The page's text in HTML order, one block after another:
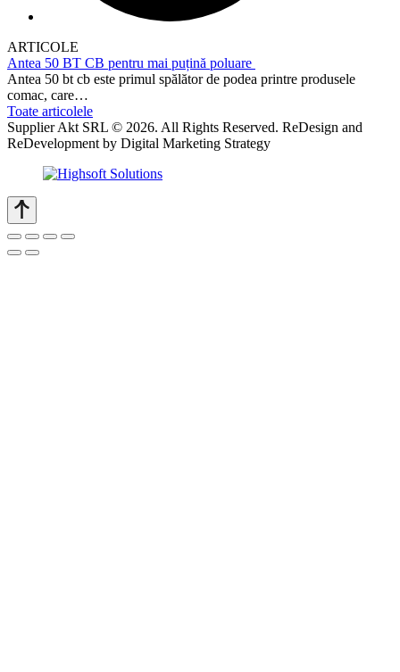
ARTICOLE
Antea 50 BT CB pentru mai puțină poluare
Antea 50 bt cb este primul spălător de podea printre produsele
comac, care…
Toate articolele
Supplier Akt SRL © 2026. All Rights Reserved. ReDesign and
ReDevelopment by Digital Marketing Strategy